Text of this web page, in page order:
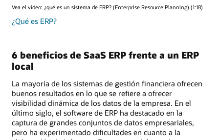
Vea el video: ¿qué es un sistema de ERP? (Enterprise Resource Planning) (1:18)
¿Qué es ERP?
6 beneficios de SaaS ERP frente a un ERP
local
La mayoría de los sistemas de gestión financiera ofrecen
buenos resultados en lo que se refiere a ofrecer
visibilidad dinámica de los datos de la empresa. En el
último siglo, el software de ERP ha destacado en la
captura de grandes conjuntos de datos empresariales,
pero ha experimentado dificultades en cuanto a la